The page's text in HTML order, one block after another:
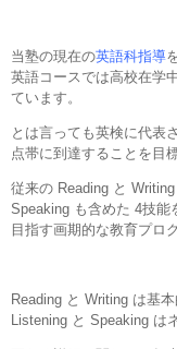
当塾の現在の英語科指導
英語コースでは高校在学
ています。
とは言っても英検に代表
点帯に到達することを目
従来の Reading と
Speaking も含めた 4技能
目指す画期的な教育プロ
Reading と Writing は基
Listening と Speaking は